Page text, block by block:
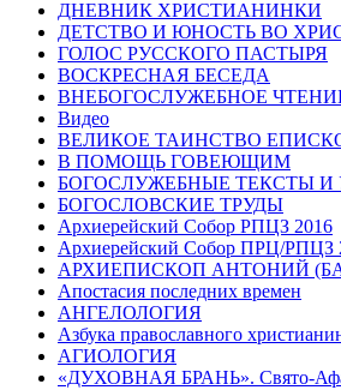
ДНЕВНИК ХРИСТИАНИНКИ
ДЕТСТВО И ЮНОСТЬ ВО
ГОЛОС РУССКОГО ПАСТЫРЯ
ВОСКРЕСНАЯ БЕСЕДА
ВНЕБОГОСЛУЖЕБНОЕ
Видео
ВЕЛИКОЕ ТАИНСТВО
В ПОМОЩЬ ГОВЕЮЩИМ
БОГОСЛУЖЕБНЫЕ ТЕКСТЫ И
БОГОСЛОВСКИЕ ТРУДЫ
Архиерейский Собор РПЦЗ 2016
Архиерейский Собор ПРЦ/РПЦЗ
АРХИЕПИСКОП АНТОНИЙ
Апостасия последних времен
АНГЕЛОЛОГИЯ
Азбука православного
АГИОЛОГИЯ
«ДУХОВНАЯ БРАНЬ». Свято-